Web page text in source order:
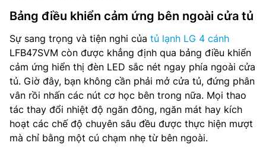
Bảng điều khiển cảm ứng bên ngoài cửa tủ
Sự sang trọng và tiện nghi của tủ lạnh LG 4 cánh
LFB47SVM còn được khẳng định qua bảng điều khiển
cảm ứng hiển thị đèn LED sắc nét ngay phía ngoài cửa
tủ. Giờ đây, bạn không cần phải mở cửa tủ, đứng phân
vân rồi nhấn các nút cơ học bên trong nữa. Mọi thao
tác thay đổi nhiệt độ ngăn đông, ngăn mát hay kích
hoạt các chế độ chuyên sâu đều được thực hiện mượt
mà chỉ bằng một cú chạm nhẹ từ bên ngoài.